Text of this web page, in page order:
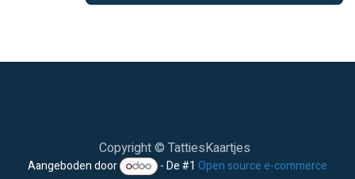
Copyright © TattiesKaartjes
Aangeboden door - De #1Open source e-commerce